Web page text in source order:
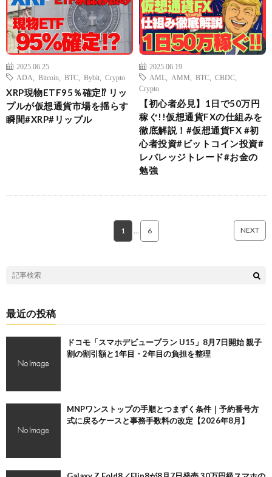
2025.06.25
ADA
Bitcoin BTC Bybit Crypto
XRP現物ETF95％確定⁉ リッ
プルが仮想通貨市場を揺らす
瞬間#XRP#リップル
2025.06.19
AML
AMM BTC CBDC
Crypto
【初心者必見】1日で50万円
稼ぐ!!仮想通貨FXの仕組みを
徹底解説！#仮想通貨FX #初
心者投資#ビットコイン投資#
レバレッジトレード#お金の
勉強
1 6 NEXT
最近の投稿
ドコモ「スマホデビュープラン U15」8月7日開始 親子
割の割引額と1年目・2年目の負担を整理
MNPワンストップの手順とつまずく条件｜予約番号方
式に戻るケースと事務手数料の改定【2026年8月】